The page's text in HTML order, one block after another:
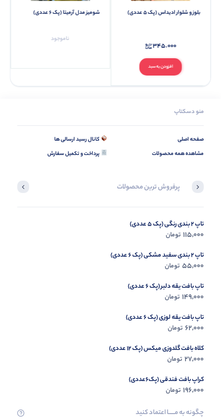
بلوز و شلوار ادیداس (پک 5 عددی)
افزودن به سبد
345.000
شومیز مدل آرمیتا (پک 6 عددی)
ناموجود
منو دسکتاپ
صفحه اصلی
مشاهده همه محصولات
کانال رسید ارسالی ها
پرداخت و تکمیل سفارش
پرفروش ترین محصولات
تاپ 2 بندی رنگی (پک 5 عددی)
115,000 تومان
تاپ 2 بندی سفید مشکی (پک 6 عددی)
55,000 تومان
تاپ بافت یقه دلبر (پک 6 عددی)
149,000 تومان
تاپ بافت یقه لوزی (پک 6 عددی)
62,000 تومان
کلاه بافت گلدوزی میکس (پک 12 عددی)
27,000 تومان
کراپ بافت فندقی (پک6عددی)
196,000 تومان
کراپ و شلوار چاپ حروفی (پک 6 عددی)
195,000 تومان
چگونه به مــــــا اعتماد کنید